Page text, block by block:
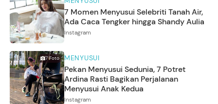
7 Momen Menyusui Selebriti Tanah Air,
Ada Caca Tengker hingga Shandy Aulia
Instagram
7Foto MENYUSUI
Pekan Menyusui Sedunia, 7 Potret
Ardina Rasti Bagikan Perjalanan
Menyusui Anak Kedua
Instagram